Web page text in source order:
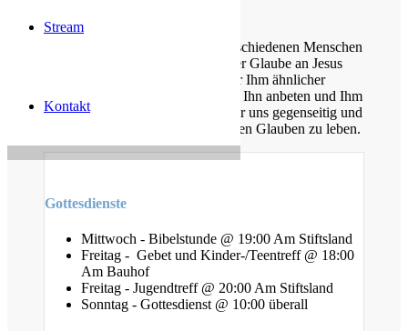
Stream
Kontakt
Unsere Gemeinde besteht aus verschiedenen Menschen
jeden Alters, die eins verbindet: der Glaube an Jesus
Christus. Gemeinsam möchten wir Ihm ähnlicher
werden, Sein Wort kennen lernen, Ihn anbeten und Ihm
nachfolgen. Dabei unterstützen wir uns gegenseitig und
ermutigen uns auch im Alltag diesen Glauben zu leben.
Gottesdienste
Mittwoch - Bibelstunde @ 19:00 Am Stiftsland
Freitag - Gebet und Kinder-/Teentreff @ 18:00
Am Bauhof
Freitag - Jugendtreff @ 20:00 Am Stiftsland
Sonntag - Gottesdienst @ 10:00 überall